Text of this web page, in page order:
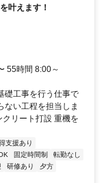
叶えます！
55時間 8:00～
礎工事を行う仕事で
ない工程を担当しま
リート打設 重機を
支援あり
固定時間制
転勤なし
研修あり
夕方